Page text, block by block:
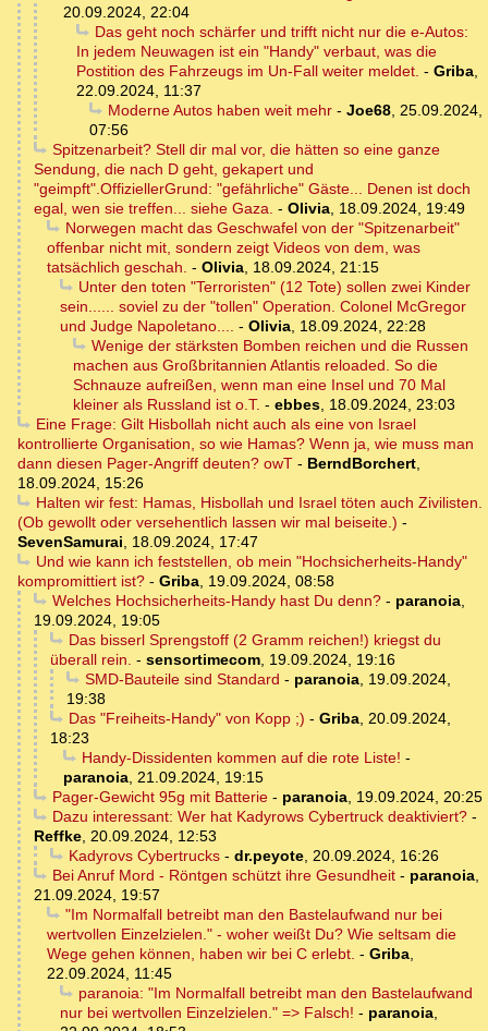
20.09.2024, 22:04
Das geht noch schärfer und trifft nicht nur die e-Autos:
In jedem Neuwagen ist ein "Handy" verbaut, was die
Postition des Fahrzeugs im Un-Fall weiter meldet. - Griba,
22.09.2024, 11:37
Moderne Autos haben weit mehr- Joe68, 25.09.2024,
07:56
Spitzenarbeit? Stell dir mal vor, die hätten so eine ganze
Sendung, die nach D geht, gekapert und
"geimpft".OffiziellerGrund: "gefährliche" Gäste... Denen ist doch
egal, wen sie treffen... siehe Gaza. - Olivia, 18.09.2024, 19:49
Norwegen macht das Geschwafel von der "Spitzenarbeit"
offenbar nicht mit, sondern zeigt Videos von dem, was
tatsächlich geschah. - Olivia, 18.09.2024, 21:15
Unter den toten "Terroristen" (12 Tote) sollen zwei Kinder
sein...... soviel zu der "tollen" Operation. Colonel McGregor
und Judge Napoletano.... - Olivia, 18.09.2024, 22:28
Wenige der stärksten Bomben reichen und die Russen
machen aus Großbritannien Atlantis reloaded. So die
Schnauze aufreißen, wenn man eine Insel und 70 Mal
kleiner als Russland ist o.T. - ebbes, 18.09.2024, 23:03
Eine Frage: Gilt Hisbollah nicht auch als eine von Israel
kontrollierte Organisation, so wie Hamas? Wenn ja, wie muss man
dann diesen Pager-Angriff deuten? owT - BerndBorchert,
18.09.2024, 15:26
Halten wir fest: Hamas, Hisbollah und Israel töten auch Zivilisten.
(Ob gewollt oder versehentlich lassen wir mal beiseite.) -
SevenSamurai, 18.09.2024, 17:47
Und wie kann ich feststellen, ob mein "Hochsicherheits-Handy"
kompromittiert ist? - Griba, 19.09.2024, 08:58
Welches Hochsicherheits-Handy hast Du denn?- paranoia,
19.09.2024, 19:05
Das bisserl Sprengstoff (2 Gramm reichen!) kriegst du
überall rein. - sensortimecom, 19.09.2024, 19:16
SMD-Bauteile sind Standard - paranoia, 19.09.2024,
19:38
Das "Freiheits-Handy" von Kopp ;) - Griba, 20.09.2024,
18:23
Handy-Dissidenten kommen auf die rote Liste! -
paranoia, 21.09.2024, 19:15
Pager-Gewicht 95g mit Batterie- paranoia, 19.09.2024, 20:25
Dazu interessant: Wer hat Kadyrows Cybertruck deaktiviert?-
Reffke, 20.09.2024, 12:53
Kadyrovs Cybertrucks- dr.peyote, 20.09.2024, 16:26
Bei Anruf Mord - Röntgen schützt ihre Gesundheit- paranoia,
21.09.2024, 19:57
"Im Normalfall betreibt man den Bastelaufwand nur bei
wertvollen Einzelzielen." - woher weißt Du? Wie seltsam die
Wege gehen können, haben wir bei C erlebt. - Griba,
22.09.2024, 11:45
paranoia: "Im Normalfall betreibt man den Bastelaufwand
nur bei wertvollen Einzelzielen." => Falsch! - paranoia,